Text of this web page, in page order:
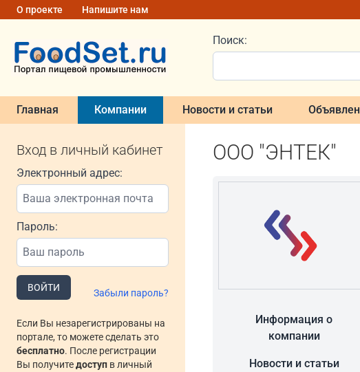
О проекте Напишите нам
Поиск:
Главная Компании Новости и статьи
Вход в личный кабинет
Электронный адрес:
Пароль:
ВОЙТИ Забыли пароль?
Если Вы незарегистрированы на
портале, то можете сделать это
бесплатно. После регистрации
Вы получитедоступ в личный
ООО "ЭНТЕК"
Информация о
компании
Новости и статьи